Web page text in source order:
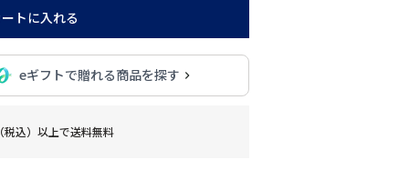
トに入れる
eギフトで贈れる商品を探す
込）以上で送料無料